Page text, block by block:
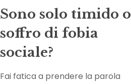
Sono solo timido o
soffro di fobia
sociale?
Fai fatica a prendere la parola